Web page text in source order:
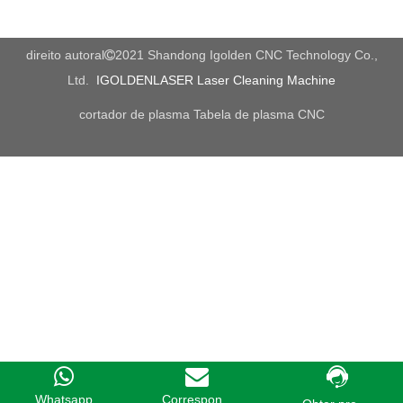
Whatsapp Correspon...
direito autoral2021 Shandong Igolden CNC Technology Co.,
Ltd. IGOLDENLASER Laser Cleaning Machine
cortador de plasma Tabela de plasma CNC